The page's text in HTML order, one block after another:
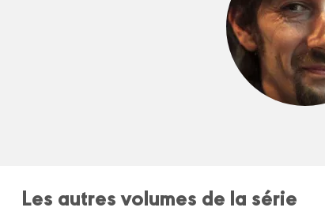
Les autres volumes de la série